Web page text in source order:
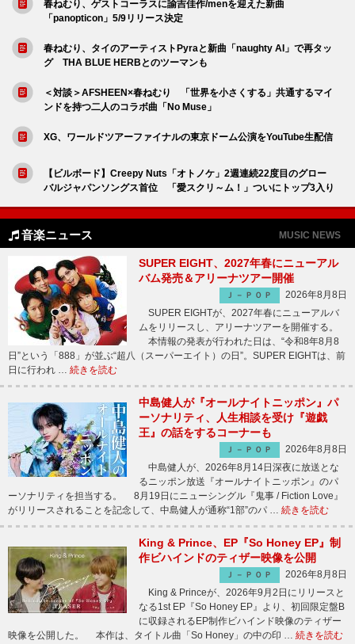
春ねむり、ゲストコーラスに諭吉佳作/menを迎えた新曲
「panopticon」5/9リリース決定
春ねむり、タイのアーティストPyraと新曲「naughty AI」で再タッ
グ THA BLUE HERBとのツーマンも
＜対談＞AFSHEEN×春ねむり 「世界を小さくする」共通するマイ
ンドを持つ二人のコラボ曲「No Muse」
XG、ワールドツアーファイナルの東京ドーム公演をYouTube生配信
【ビルボード】Creepy Nuts「オトノケ」2週連続22度目のグロー
バルジャパンソングス首位 「愛スクリ～ム！」ついにトップ3入り
音楽ニュース MUSIC NEWS
SUPER EIGHT、2027年春にニューアル
バム発売＆アリーナツアー開催
Ｊ－ＰＯＰ
2026年8月8日
SUPER EIGHTが、2027年春にニューアルバ
ムをリリースし、アリーナツアーを開催する。
本情報の発表が行われた日は、“令和8年8月8
日”という「888」が並ぶ“超八（スーパーエイト）の日”。SUPER EIGHTは、前
日に行われ … 続きを読む
中島健人が『オールナイトニッポン』パ
ーソナリティ、人生相談を受け『遊戯
王』の話をするコーナーも
Ｊ－ＰＯＰ
2026年8月8日
中島健人が、2026年8月14日深夜に放送とな
るニッポン放送『オールナイトニッポン』のパ
ーソナリティを担当する。 8月19日にニューシングル『鬼事 / Fiction Love』
がリリースされることを記念して、中島健人が通称“1部”のパ … 続きを読む
King & Prince、EP『So Honey EP』制
作ビハインドのティザー映像を公開
Ｊ－ＰＯＰ
2026年8月8日
King & Princeが、2026年9月2日にリリースと
なる1st EP『So Honey EP』より、初回限定盤B
に収録されるEP制作ビハインド映像のティザー
映像を公開した。 本作は、タイトル曲「So Honey」の中の印 … 続きを読む